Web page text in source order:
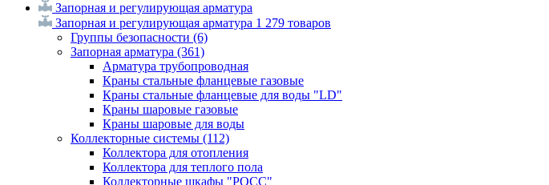
Запорная и регулирующая арматура
Запорная и регулирующая арматура 1 279 товаров
Группы безопасности (6)
Запорная арматура (361)
Арматура трубопроводная
Краны стальные фланцевые газовые
Краны стальные фланцевые для воды "LD"
Краны шаровые газовые
Краны шаровые для воды
Коллекторные системы (112)
Коллектора для отопления
Коллектора для теплого пола
Коллекторные шкафы "РОСС"